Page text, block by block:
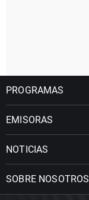
PROGRAMAS
EMISORAS
NOTICIAS
SOBRE NOSOTROS